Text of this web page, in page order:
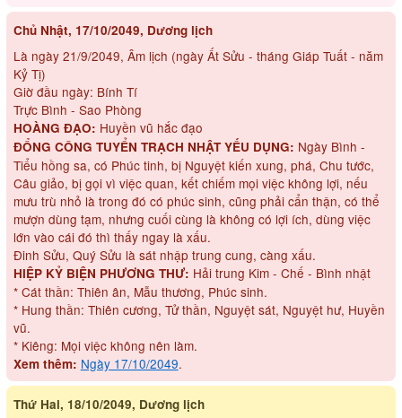
Chủ Nhật, 17/10/2049, Dương lịch
Là ngày 21/9/2049, Âm lịch (ngày Ất Sửu - tháng Giáp Tuất - năm
Kỷ Tị)
Giờ đầu ngày: Bính Tí
Trực Bình - Sao Phòng
HOÀNG ĐẠO: Huyền vũ hắc đạo
ĐỔNG CÔNG TUYỂN TRẠCH NHẬT YẾU DỤNG: Ngày Bình -
Tiểu hồng sa, có Phúc tinh, bị Nguyệt kiến xung, phá, Chu tước,
Câu giảo, bị gọi vì việc quan, kết chiếm mọi việc không lợi, nếu
mưu trù nhỏ là trong đó có phúc sinh, cũng phải cẩn thận, có thể
mượn dùng tạm, nhưng cuối cùng là không có lợi ích, dùng việc
lớn vào cái đó thì thấy ngay là xấu.
Đinh Sửu, Quý Sửu là sát nhập trung cung, càng xấu.
HIỆP KỶ BIỆN PHƯƠNG THƯ: Hải trung Kim - Chế - Bình nhật
* Cát thần: Thiên ân, Mẫu thương, Phúc sinh.
* Hung thần: Thiên cương, Tử thần, Nguyệt sát, Nguyệt hư, Huyền
vũ.
* Kiêng: Mọi việc không nên làm.
Xem thêm: Ngày 17/10/2049.
Thứ Hai, 18/10/2049, Dương lịch